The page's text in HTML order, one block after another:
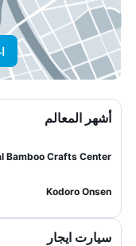
أشهر المعالم
Bamboo Crafts Center
Kodoro Onsen
سيارت ايجار